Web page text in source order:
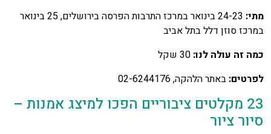
מתי:
24-23 בינואר במרכז התרבות הפרסה בירושלים, 25 בינואר
במרכז סוזן דלל בתל אביב
כמה זה עולה לנו:
לפרטים: באתר הלהקה, 02-6244176
23 מקלטים ציבוריים הפכו למיצג אמנות –
סיור ציור